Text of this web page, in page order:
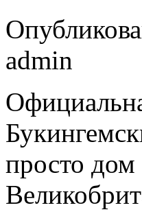
admin
просто дом